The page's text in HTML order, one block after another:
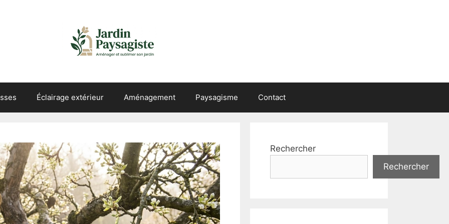
Éclairage extérieur Aménagement Paysagisme Contact
Rechercher
Rechercher